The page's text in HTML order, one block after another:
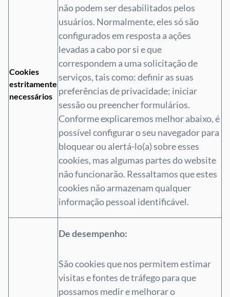
Cookies
estritamente
necessários
não podem ser desabilitados pelos
usuários. Normalmente, eles só são
configurados em resposta a ações
levadas a cabo por si e que
correspondem a uma solicitação de
serviços, tais como: definir as suas
preferências de privacidade; iniciar
sessão ou preencher formulários.
Conforme explicaremos melhor abaixo, é
possível configurar o seu navegador para
bloquear ou alertá-lo(a) sobre esses
cookies, mas algumas partes do website
não funcionarão. Ressaltamos que estes
cookies não armazenam qualquer
informação pessoal identificável.
De desempenho:
São cookies que nos permitem estimar
visitas e fontes de tráfego para que
possamos medir e melhorar o